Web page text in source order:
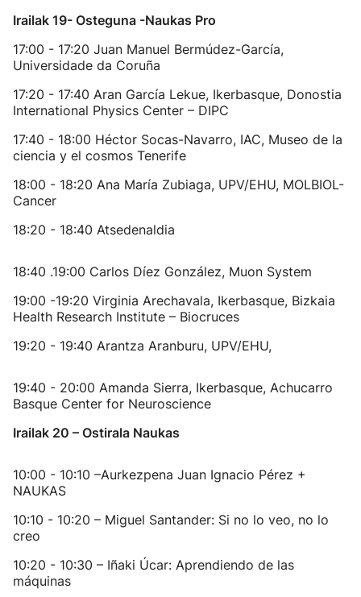
Irailak 19- Osteguna -Naukas Pro
17:00 - 17:20 Juan Manuel Bermúdez-García,
Universidade da Coruña
17:20 - 17:40 Aran García Lekue, Ikerbasque, Donostia
International Physics Center – DIPC
17:40 - 18:00 Héctor Socas-Navarro, IAC, Museo de la
ciencia y el cosmos Tenerife
18:00 - 18:20 Ana María Zubiaga, UPV/EHU, MOLBIOL-
Cancer
18:20 - 18:40 Atsedenaldia
18:40 .19:00 Carlos Díez González, Muon System
19:00 -19:20 Virginia Arechavala, Ikerbasque, Bizkaia
Health Research Institute – Biocruces
19:20 - 19:40 Arantza Aranburu, UPV/EHU,
19:40 - 20:00 Amanda Sierra, Ikerbasque, Achucarro
Basque Center for Neuroscience
Irailak 20 – Ostirala Naukas
10:00 - 10:10 –Aurkezpena Juan Ignacio Pérez +
NAUKAS
10:10 - 10:20 – Miguel Santander: Si no lo veo, no lo
creo
10:20 - 10:30 – Iñaki Úcar: Aprendiendo de las
máquinas